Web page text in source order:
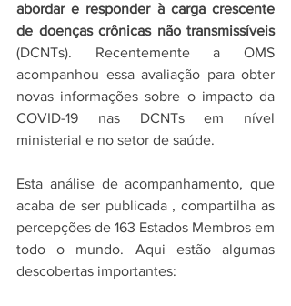
abordar e responder à carga crescente
de doenças crônicas não transmissíveis
(DCNTs). Recentemente a OMS
acompanhou essa avaliação para obter
novas informações sobre o impacto da
COVID-19 nas DCNTs em nível
ministerial e no setor de saúde.
Esta análise de acompanhamento, que
acaba de ser publicada , compartilha as
percepções de 163 Estados Membros em
todo o mundo. Aqui estão algumas
descobertas importantes: